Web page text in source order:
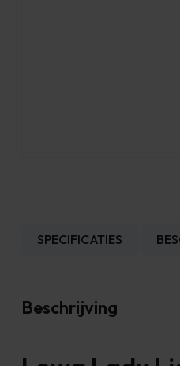
SPECIFICATIES
Beschrijving